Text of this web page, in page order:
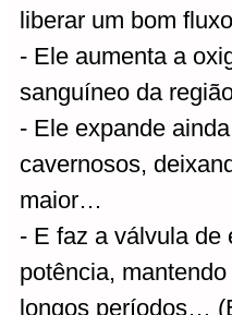
liberar um bom
- Ele aumenta a
sanguíneo da
- Ele expande
cavernosos,
maior…
- E faz a válvula de
potência,
longos períodos…